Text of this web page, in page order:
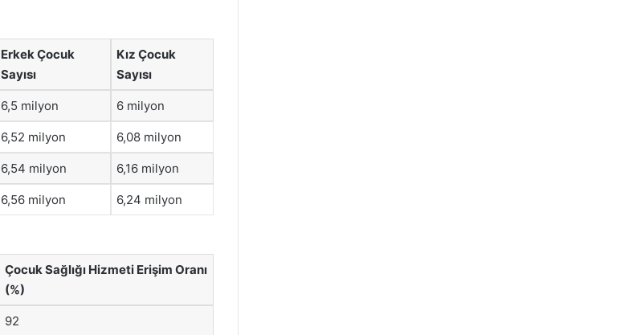
Erkek Çocuk
Sayısı
Kız Çocuk
Sayısı
6,5 milyon 6 milyon
6,52 milyon 6,08 milyon
6,54 milyon 6,16 milyon
6,56 milyon 6,24 milyon
Çocuk Sağlığı Hizmeti Erişim Oranı
(%)
92